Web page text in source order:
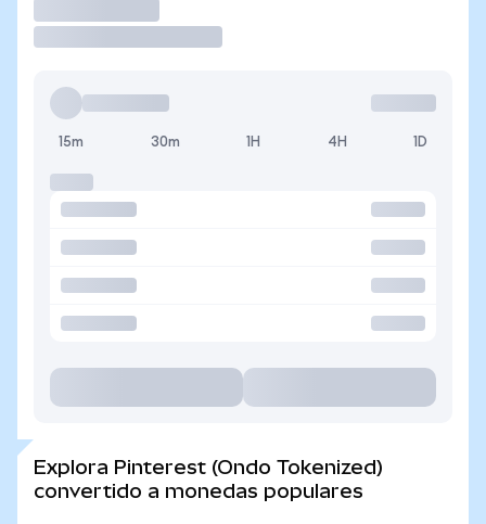
15m 30m 1H 4H 1D
Explora Pinterest (Ondo Tokenized)
convertido a monedas populares